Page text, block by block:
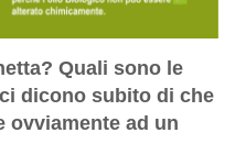
Quali sono le
dicono subito di che
ovviamente ad un